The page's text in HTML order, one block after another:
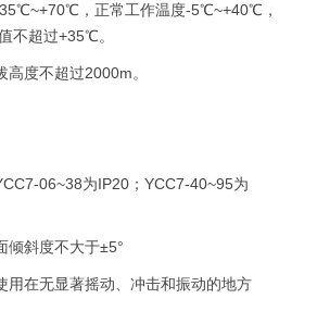
，正常工作温度-5℃~+40℃，
不超过+35℃。
高度不超过2000m。
06~38为IP20；YCC7-40~95为
倾斜度不大于±5°
用在无显著摇动、冲击和振动的地方